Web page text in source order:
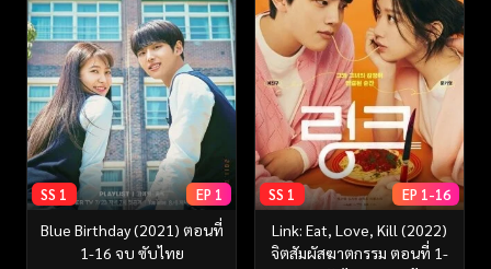
SS 1 EP 1
Blue Birthday (2021) ตอนที่
1-16 จบ ซับไทย
SS 1 EP 1-16
Link: Eat, Love, Kill (2022)
จิตสัมผัสฆาตกรรม ตอนที่ 1-